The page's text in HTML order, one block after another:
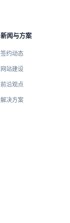
新闻与方案
签约动态
网站建设
前沿观点
解决方案